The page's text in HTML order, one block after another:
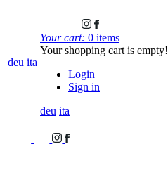
deu ita
Your cart: 0 items
Your shopping cart is empty!
Login
Sign in
deu ita